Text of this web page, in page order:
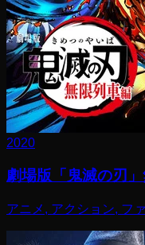
2020
劇場版「鬼滅の刃
アニメ, アクション, フ